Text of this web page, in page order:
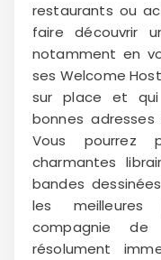
restaurants ou
faire découvrir
notamment en
ses Welcome
sur place et
bonnes
Vous pourrez
charmantes
bandes
les meilleures
compagnie de
résolument